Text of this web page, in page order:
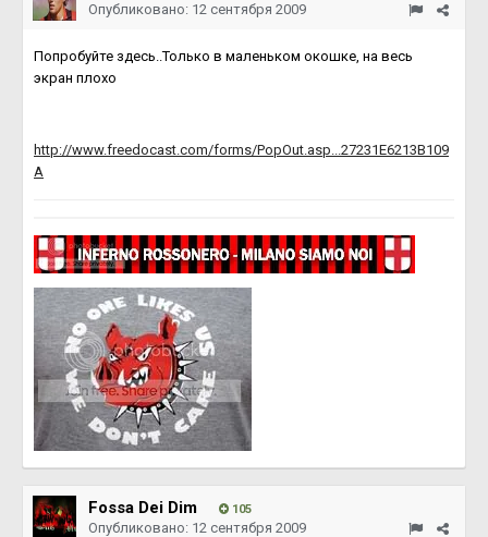
Опубликовано: 12 сентября 2009
Попробуйте здесь..Только в маленьком окошке, на весь
экран плохо
http://www.freedocast.com/forms/PopOut.asp...27231E6213B109
A
Fossa Dei Dim 105
Опубликовано: 12 сентября 2009